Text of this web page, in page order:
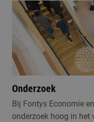
Onderzoek
Bij Fontys Economie
onderzoek hoog in het